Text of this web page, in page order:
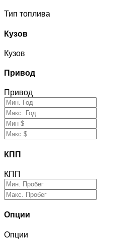
Тип топлива
Кузов
Кузов
Привод
Привод
КПП
КПП
Опции
Опции